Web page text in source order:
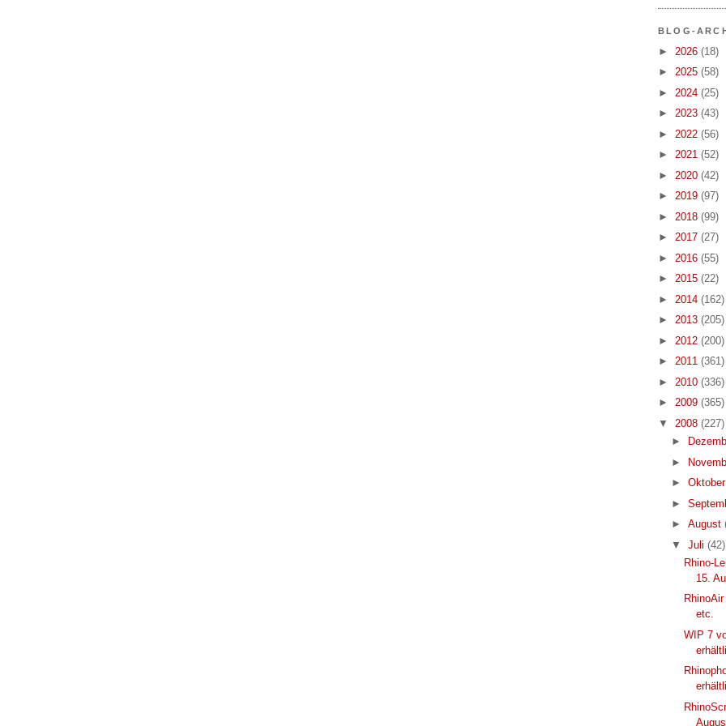
BLOG-
► 2026 (18)
► 2025 (58)
► 2024 (25)
► 2023 (43)
► 2022 (56)
► 2021 (52)
► 2020 (42)
► 2019 (97)
► 2018 (99)
► 2017 (27)
► 2016 (55)
► 2015 (22)
► 2014 (162)
► 2013 (205)
► 2012 (200)
► 2011 (361)
► 2010 (336)
► 2009 (365)
▼ 2008 (227)
►
►
►
►
► August
▼ Juli (42)
Rhino-
15.
etc.
WIP 7